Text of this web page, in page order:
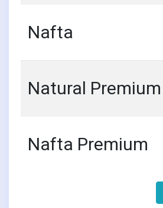
Nafta
Natural Premium
Nafta Premium